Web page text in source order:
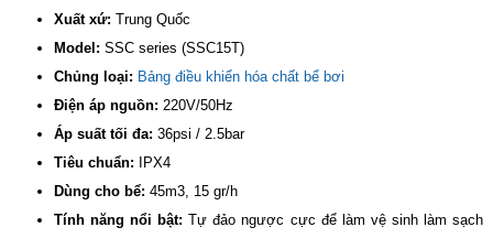
Xuất xứ: Trung Quốc
Model: SSC series (SSC15T)
Chủng loại: Bảng điều khiển hóa chất bể bơi
Điện áp nguồn: 220V/50Hz
Áp suất tối đa: 36psi / 2.5bar
Tiêu chuẩn: IPX4
Dùng cho bể: 45m3, 15 gr/h
Tính năng nổi bật: Tự đảo ngược cực để làm vệ sinh làm sạch